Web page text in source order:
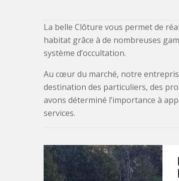
La belle Clôture vous permet de
habitat grâce à de nombreuses
système d’occultation.
Au cœur du marché, notre
destination des particuliers, des
avons déterminé l’importance à
services.